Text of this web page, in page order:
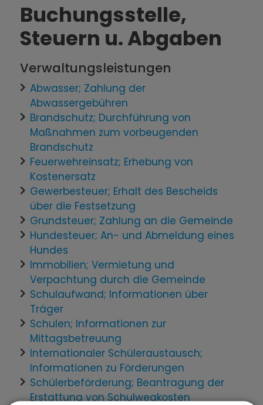
Buchungsstelle,
Steuern u. Abgaben
Verwaltungsleistungen
Abwasser; Zahlung der
Abwassergebühren
Brandschutz; Durchführung von
Maßnahmen zum vorbeugenden
Brandschutz
Feuerwehreinsatz; Erhebung von
Kostenersatz
Gewerbesteuer; Erhalt des Bescheids
über die Festsetzung
Grundsteuer; Zahlung an die Gemeinde
Hundesteuer; An- und Abmeldung eines
Hundes
Immobilien; Vermietung und
Verpachtung durch die Gemeinde
Schulaufwand; Informationen über
Träger
Schulen; Informationen zur
Mittagsbetreuung
Internationaler Schüleraustausch;
Informationen zu Förderungen
Schülerbeförderung; Beantragung der
Erstattung von Schulwegkosten